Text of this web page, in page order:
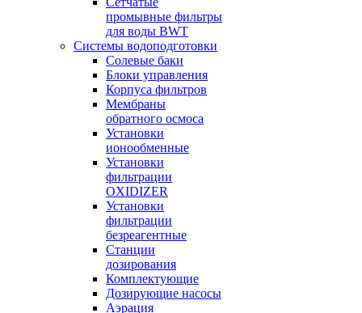
промывные фильтры
для воды BWT
Системы водоподготовки
Солевые баки
Блоки управления
Корпуса фильтров
Мембраны
обратного осмоса
Установки
ионообменные
Установки
фильтрации
OXIDIZER
Установки
фильтрации
безреагентные
Станции
дозирования
Комплектующие
Дозирующие насосы
Аэрация